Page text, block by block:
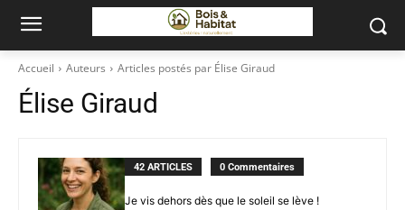
Accueil Auteurs Articles postés par Élise Giraud
Élise Giraud
42 ARTICLES 0 Commentaires
Je vis dehors dès que le soleil se lève !